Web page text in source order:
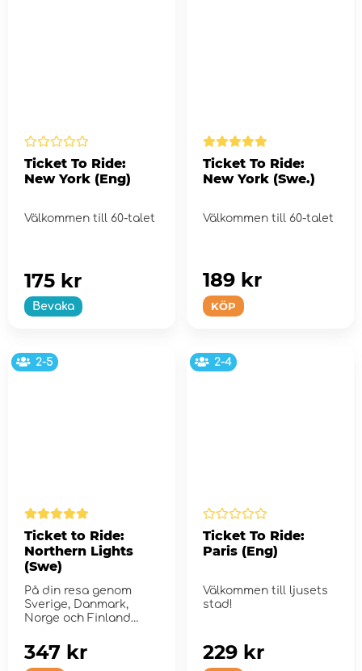
Ticket To Ride:
New York (Eng)
Välkommen till 60-talet
Bevaka
175 kr
Ticket To Ride:
New York (Swe.)
Välkommen till 60-talet
KÖP
189 kr
2-5
Ticket to Ride:
Northern Lights
(Swe)
På din resa genom
Sverige, Danmark,
Norge och Finland
de ...
347 kr
2-4
Ticket To Ride:
Paris (Eng)
Välkommen till ljusets
stad!
229 kr